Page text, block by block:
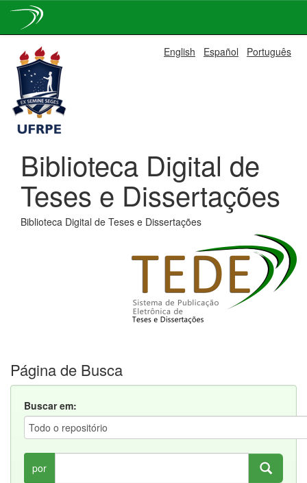
navigation
English Español Português
Biblioteca Digital de
Teses e Dissertações
Biblioteca Digital de Teses e Dissertações
Página de Busca
Buscar em:
por